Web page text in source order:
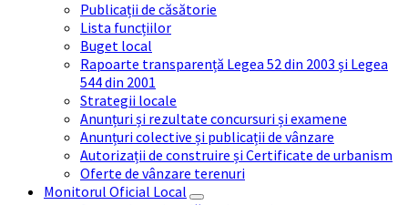
Publicații de căsătorie
Lista funcțiilor
Buget local
Rapoarte transparență Legea 52 din 2003 și Legea
544 din 2001
Strategii locale
Anunțuri și rezultate concursuri și examene
Anunțuri colective și publicații de vânzare
Autorizații de construire și Certificate de urbanism
Oferte de vânzare terenuri
Monitorul Oficial Local